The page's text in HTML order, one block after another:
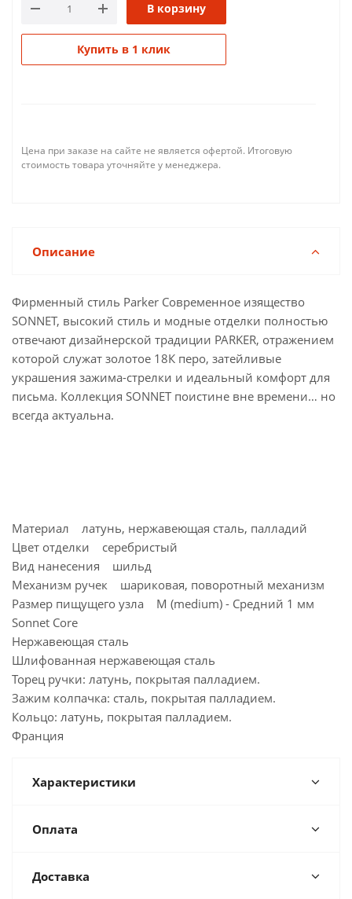
В корзину
Купить в 1 клик
Цена при заказе на сайте не является офертой. Итоговую
стоимость товара уточняйте у менеджера.
Описание
Фирменный стиль Parker Современное изящество
SONNET, высокий стиль и модные отделки полностью
отвечают дизайнерской традиции PARKER, отражением
которой служат золотое 18К перо, затейливые
украшения зажима-стрелки и идеальный комфорт для
письма. Коллекция SONNET поистине вне времени… но
всегда актуальна.
Материал латунь, нержавеющая сталь, палладий
Цвет отделки серебристый
Вид нанесения шильд
Механизм ручек шариковая, поворотный механизм
Размер пищущего узла М (medium) - Средний 1 мм
Sonnet Core
Нержавеющая сталь
Шлифованная нержавеющая сталь
Торец ручки: латунь, покрытая палладием.
Зажим колпачка: сталь, покрытая палладием.
Кольцо: латунь, покрытая палладием.
Франция
Характеристики
Оплата
Доставка